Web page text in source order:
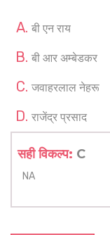
बी एन राय
बी आर अम्बेडकर
जवाहरलाल नेहरू
राजेंद्र प्रसाद
सही विकल्प: C
NA